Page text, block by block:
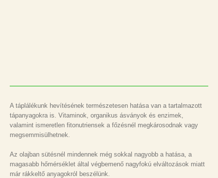
A táplálékunk hevítésének természetesen hatása van a tartalmazott
tápanyagokra is. Vitaminok, organikus ásványok és enzimek,
valamint ismeretlen fitonutriensek a főzésnél megkárosodnak vagy
megsemmisülhetnek.
Az olajban sütésnél mindennek még sokkal nagyobb a hatása, a
magasabb hőmérséklet által végbemenő nagyfokú elváltozások miatt
már rákkeltő anyagokról beszélünk.